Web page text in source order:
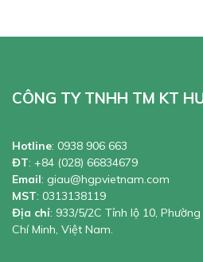
CÔNG TY TNHH TM KT
Hotline: 0938 906 663
ĐT: +84 (028) 66834679
Email: giau@hgpvietnam.com
MST: 0313138119
Địa chỉ: 933/5/2C Tỉnh lộ 10,
Chí Minh, Việt Nam.